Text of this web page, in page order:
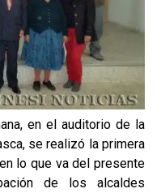
en el auditorio de la
se realizó la primera
lo que va del presente
de los alcaldes